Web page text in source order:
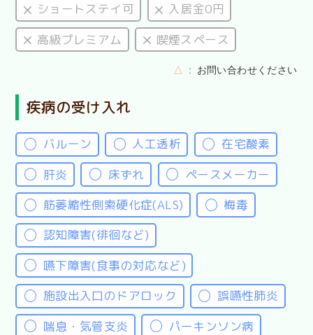
ショートステイ可
入居金0円
高級プレミアム
喫煙スペース
△ お問い合わせください
疾病の受け入れ
バルーン 人工透析
在宅酸素
肝炎
床ずれ
ペースメーカー
筋萎縮性側索硬化症(ALS)
梅毒
認知障害(徘徊など)
嚥下障害(食事の対応など)
施設出入口のドアロック
誤嚥性肺炎
喘息・気管支炎
パーキンソン病